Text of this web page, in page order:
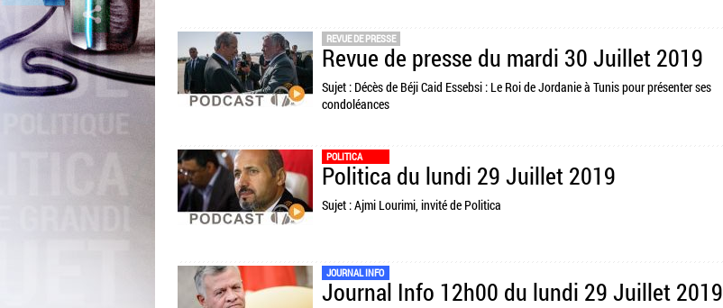
REVUE DE PRESSE
Revue de presse du mardi 30 Juillet 2019
Sujet : Décès de Béji Caid Essebsi : Le Roi de Jordanie à Tunis pour présenter ses
condoléances
POLITICA
Politica du lundi 29 Juillet 2019
Sujet : Ajmi Lourimi, invité de Politica
JOURNAL INFO
Journal Info 12h00 du lundi 29 Juillet 2019